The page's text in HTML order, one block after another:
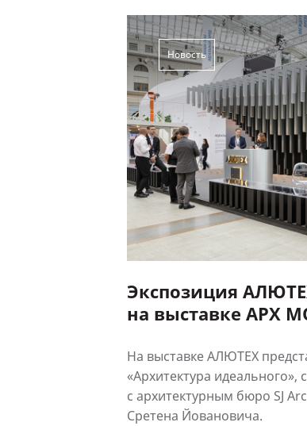
Новость
Экспозиция
на выставке АРХ
На выставке АЛЮТЕХ
«Архитектура идеального»,
с архитектурным бюро SJ
Сретена Йовановича.